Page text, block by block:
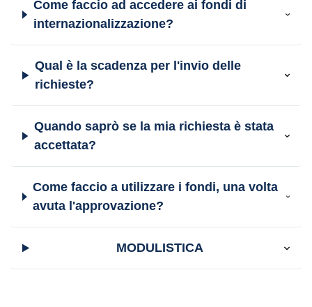
Come faccio ad accedere ai fondi di
internazionalizzazione?
Qual è la scadenza per l'invio delle
richieste?
Quando saprò se la mia richiesta è stata
accettata?
Come faccio a utilizzare i fondi, una volta
avuta l'approvazione?
MODULISTICA